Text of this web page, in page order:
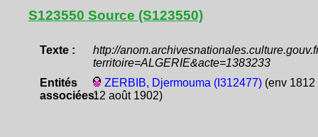
S123550 Source (S123550)
Texte :
http://
territoire=ALGERIE&acte=1383233
Entités
associées:
ZERBIB, Djermouma (I312477)(env 1812
12 août 1902)